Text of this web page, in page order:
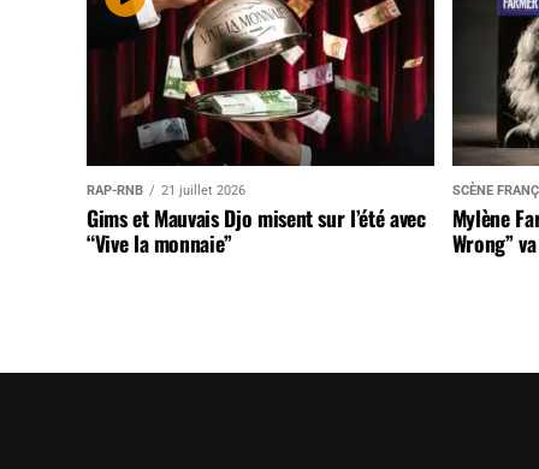
RAP-RNB 21 juillet 2026
Gims et Mauvais Djo misent sur l’été avec
“Vive la monnaie”
SCÈNE
Mylène
Wrong”